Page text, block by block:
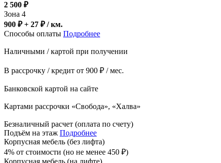
2 500 ₽
Зона 4
900 ₽ + 27 ₽/ км.
Способы оплаты Подробнее
Наличными / картой при получении
В рассрочку / кредит от 900 ₽ / мес.
Банковской картой на сайте
Картами рассрочки «Свобода», «Халва»
Безналичный расчет (оплата по счету)
Подъём на этаж Подробнее
Корпусная мебель (без лифта)
4% от стоимости (но не менее 450 ₽)